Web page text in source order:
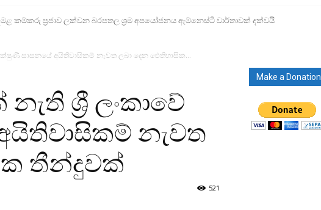
කම්කරු ප්‍රජාව ලක්වන බරපතල ශ්‍රම අපයෝජනය ඇම්නෙස්ටි වාර්තාවක් දක්වයි
සාසනයේ අයිතිවාසිකම් නැවත ලබා දෙන ඓතිහාසික...
ශ්‍රී ලංකාවේ
නැවත
තීන්දුවක්
521
Make a Donation